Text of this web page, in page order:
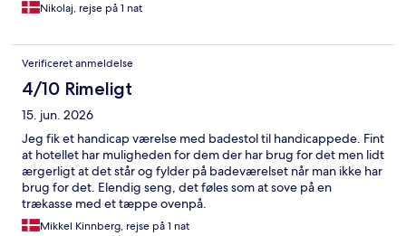
Nikolaj, rejse på 1 nat
Verificeret anmeldelse
4/10 Rimeligt
15. jun. 2026
Jeg fik et handicap værelse med badestol til handicappede. Fint
at hotellet har muligheden for dem der har brug for det men lidt
ærgerligt at det står og fylder på badeværelset når man ikke har
brug for det. Elendig seng, det føles som at sove på en
trækasse med et tæppe ovenpå.
Mikkel Kinnberg, rejse på 1 nat